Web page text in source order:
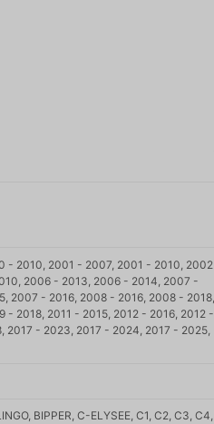
- 2010, 2001 - 2007, 2001 - 2010, 2002
2006 - 2013, 2006 - 2014, 2007 -
2007 - 2016, 2008 - 2016, 2008 - 2018,
2018, 2011 - 2015, 2012 - 2016, 2012 -
2017 - 2023, 2017 - 2024, 2017 - 2025,
BIPPER, C-ELYSEE, C1, C2, C3, C4,